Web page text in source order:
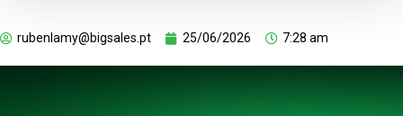
rubenlamy@bigsales.pt 25/06/2026 7:28 am